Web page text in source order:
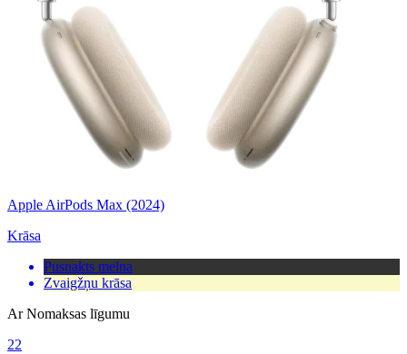
Apple AirPods Max (2024)
Krāsa
Pusnakts melna
Zvaigžņu krāsa
Ar Nomaksas līgumu
22